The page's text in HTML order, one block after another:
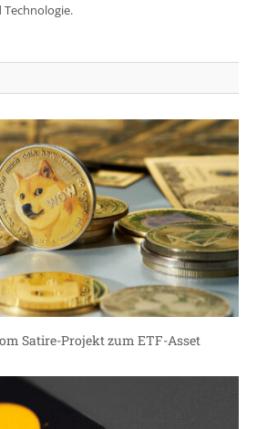
Technologie.
Satire-Projekt zum ETF-Asset